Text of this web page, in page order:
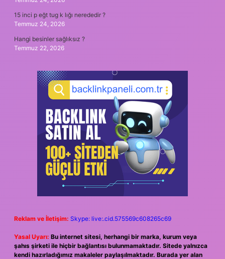
15 inci p eğt tug k lığı nerededir ?
Temmuz 24, 2026
Hangi besinler sağlıksız ?
Temmuz 22, 2026
Reklam ve İletişim: Skype: live:.cid.575569c608265c69
Yasal Uyarı: Bu internet sitesi, herhangi bir marka, kurum veya
şahıs şirketi ile hiçbir bağlantısı bulunmamaktadır. Sitede yalnızca
kendi hazırladığımız makaleler paylaşılmaktadır. Burada yer alan